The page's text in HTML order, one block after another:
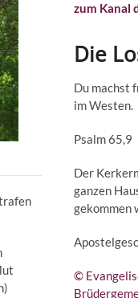
zum Kanal
Die
Du machst
im Westen.
Psalm 65,9
Der
ganzen
gekommen
©